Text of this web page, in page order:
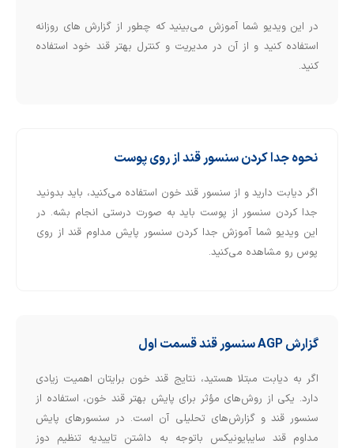
در این ویدیو شما آموزش می‌بینید که چطور از گزارش های روزانه
استفاده کنید و از آن در مدیریت و کنترل بهتر قند خود استفاده
کنید.
نحوه جدا کردن سنسور قند از روی پوست
اگر دیابت دارید و از سنسور قند خون استفاده می‌کنید، باید بدونید
جدا کردن سنسور از پوست باید به صورت درستی انجام بشه. در
این ویدیو شما آموزش جدا کردن سنسور پایش مداوم قند از روی
پوس رو مشاهده می‌کنید.
گزارش AGP سنسور قند قسمت اول
اگر به دیابت مبتلا هستید، نتایج قند خون برایتان اهمیت زیادی
دارد. یکی از روش‌های مؤثر برای پایش بهتر قند خون، استفاده از
سنسور قند و گزارش‌های تحلیلی آن است. در سنسورهای پایش
مداوم قند سایبایونیکس باتوجه به داشتن تاییدیه تنظیم دوز